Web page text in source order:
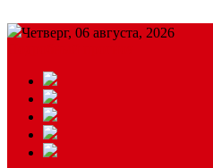
Четверг, 06 августа, 2026